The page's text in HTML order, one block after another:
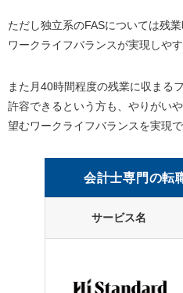
ただし独立系のFASについては残
ワークライフバランスが実現しや
また月40時間程度の残業に収まる
許容できるという方も、やりがい
望むワークライフバランスを実現
会計士専門の転
サービス名